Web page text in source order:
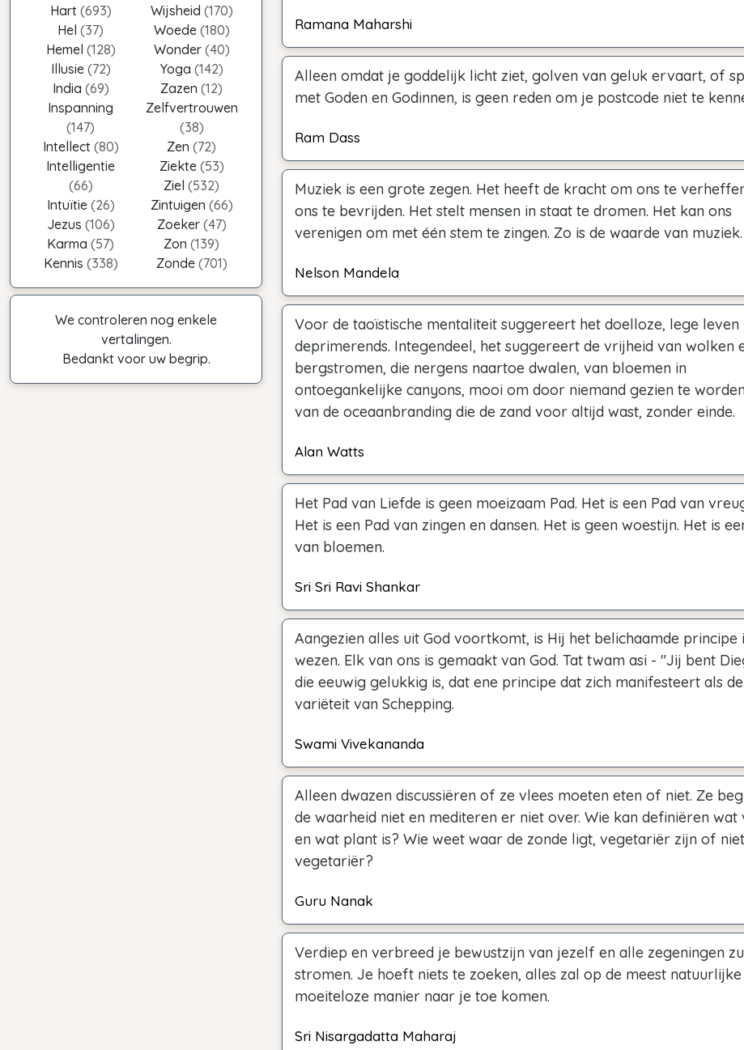
Hart (693)
Hel (37)
Hemel (128)
Illusie (72)
India (69)
Inspanning
(147)
Intellect (80)
Intelligentie
(66)
Intuïtie (26)
Jezus (106)
Karma (57)
Kennis (338)
Wijsheid (170)
Woede (180)
Wonder (40)
Yoga (142)
Zazen (12)
Zelfvertrouwen
(38)
Zen (72)
Ziekte (53)
Ziel (532)
Zintuigen (66)
Zoeker (47)
Zon (139)
Zonde (701)
We controleren nog enkele
vertalingen.
Bedankt voor uw begrip.
Ramana Maharshi
Alleen omdat je goddelijk licht ziet, golven van geluk ervaart, of
met Goden en Godinnen, is geen reden om je postcode niet te
Ram Dass
Muziek is een grote zegen. Het heeft de kracht om ons te
ons te bevrijden. Het stelt mensen in staat te dromen. Het kan ons
verenigen om met één stem te zingen. Zo is de waarde van muziek.
Nelson Mandela
Voor de taoïstische mentaliteit suggereert het doelloze, lege leven
deprimerends. Integendeel, het suggereert de vrijheid van wolken
bergstromen, die nergens naartoe dwalen, van bloemen in
ontoegankelijke canyons, mooi om door niemand gezien te
van de oceaanbranding die de zand voor altijd wast, zonder einde.
Alan Watts
Het Pad van Liefde is geen moeizaam Pad. Het is een Pad van
Het is een Pad van zingen en dansen. Het is geen woestijn. Het is
van bloemen.
Sri Sri Ravi Shankar
Aangezien alles uit God voortkomt, is Hij het belichaamde principe
wezen. Elk van ons is gemaakt van God. Tat twam asi - "Jij bent
die eeuwig gelukkig is, dat ene principe dat zich manifesteert als
variëteit van Schepping.
Swami Vivekananda
Alleen dwazen discussiëren of ze vlees moeten eten of niet. Ze
de waarheid niet en mediteren er niet over. Wie kan definiëren wat
en wat plant is? Wie weet waar de zonde ligt, vegetariër zijn of
vegetariër?
Guru Nanak
Verdiep en verbreed je bewustzijn van jezelf en alle zegeningen
stromen. Je hoeft niets te zoeken, alles zal op de meest
moeiteloze manier naar je toe komen.
Sri Nisargadatta Maharaj